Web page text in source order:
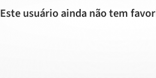
Este usuário ainda não tem